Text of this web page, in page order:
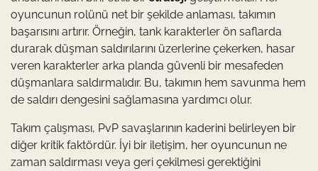
oyuncunun rolünü net bir şekilde anlaması, takımın
başarısını artırır. Örneğin, tank karakterler ön saflarda
durarak düşman saldırılarını üzerlerine çekerken, hasar
veren karakterler arka planda güvenli bir mesafeden
düşmanlara saldırmalıdır. Bu, takımın hem savunma hem
de saldırı dengesini sağlamasına yardımcı olur.
Takım çalışması, PvP savaşlarının kaderini belirleyen bir
diğer kritik faktördür. İyi bir iletişim, her oyuncunun ne
zaman saldırması veya geri çekilmesi gerektiğini